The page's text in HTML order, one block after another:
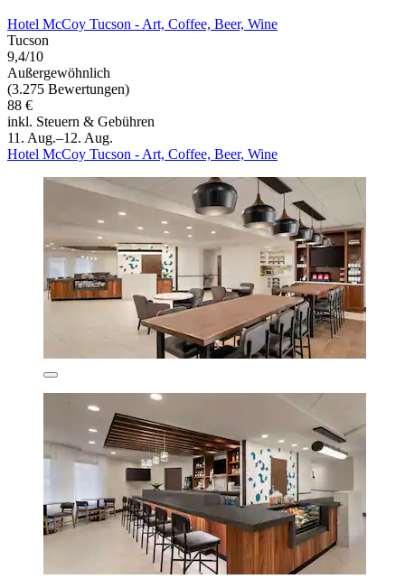
Hotel McCoy Tucson - Art, Coffee, Beer, Wine
Tucson
9,4/10
Außergewöhnlich
(3.275 Bewertungen)
88 €
inkl. Steuern & Gebühren
11. Aug.–12. Aug.
Hotel McCoy Tucson - Art, Coffee, Beer, Wine